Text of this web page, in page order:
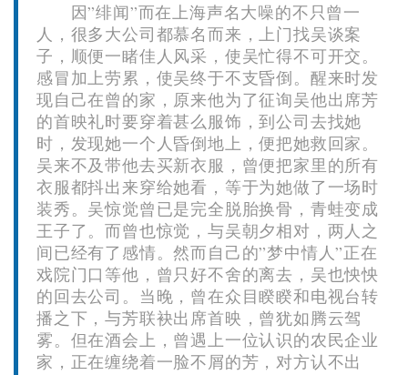
因”绯闻”而在上海声名大噪的不只曾一
人，很多大公司都慕名而来，上门找吴谈案
子，顺便一睹佳人风采，使吴忙得不可开交。
感冒加上劳累，使吴终于不支昏倒。醒来时发
现自己在曾的家，原来他为了征询吴他出席芳
的首映礼时要穿着甚么服饰，到公司去找她
时，发现她一个人昏倒地上，便把她救回家。
吴来不及带他去买新衣服，曾便把家里的所有
衣服都抖出来穿给她看，等于为她做了一场时
装秀。吴惊觉曾已是完全脱胎换骨，青蛙变成
王子了。而曾也惊觉，与吴朝夕相对，两人之
间已经有了感情。然而自己的”梦中情人”正在
戏院门口等他，曾只好不舍的离去，吴也怏怏
的回去公司。当晚，曾在众目睽睽和电视台转
播之下，与芳联袂出席首映，曾犹如腾云驾
雾。但在酒会上，曾遇上一位认识的农民企业
家，正在缠绕着一脸不屑的芳，对方认不出